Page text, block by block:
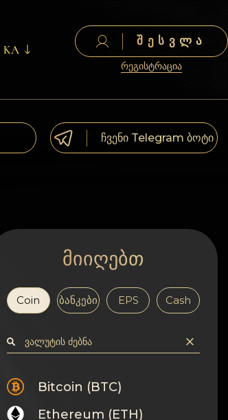
KA
ᲨᲔᲡᲕᲚᲐ
რეგისტრაცია
ჩვენი Telegram ბოტი
მიიღებთ
Coin ბანკები EPS Cash
Bitcoin (BTC)
Ethereum (ETH)